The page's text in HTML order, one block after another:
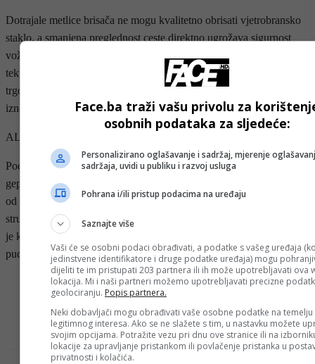
Dotrajale metlice brisača ne mogu kvalitetno obrisati vjetrobransko
staklo, a smanjena preglednost ceste direktno ugrožava sigurnost
vožnje. Uz kvalitetne metlice brisača, bitno je voditi računa o ledištu
tekućine za pranje stakla. Moguće ih je kupiti u svakoj većoj
trgovini, benzinskoj pumpi… A ledište, bez razrjeđivanja, najčešće
iznosi -25 stepeni.
ALAT ZA ZIMU
Pod nazivom alat zapravo se misli na lance koje je dobro imati u
gepeku za slučaj potrebe te na sve potrebno za čišćenje automobila
od snijega i leda prije početka vožnje. Metlica, priručna lopata i
strugalica za led sve je što Vam treba. Kod izbora strugalice najbolje
je kupiti model s metalnom drškom, jer su jeftine plastične sklone
pucanju.
- OGLAS -
Face.ba traži vašu privolu za
osobnih podataka za sljedeće:
Personalizirano oglašavanje i sadržaj, mjerenje
sadržaja, uvidi u publiku i razvoj usluga
Pohrana i/ili pristup podacima na uređaju
Saznajte više
Vaši će se osobni podaci obrađivati, a podatke s vašeg uređaja
jedinstvene identifikatore i druge podatke uređaja) mogu
dijeliti te im pristupati 203 partnera ili ih može upotrebljavati ova
lokacija. Mi i naši partneri možemo upotrebljavati precizne
geolociranju. Popis partnera.
Neki dobavljači mogu obrađivati vaše osobne podatke na temelju
legitimnog interesa. Ako se ne slažete s tim, u nastavku možete
svojim opcijama. Potražite vezu pri dnu ove stranice ili na
lokacije za upravljanje pristankom ili povlačenje pristanka u
privatnosti i kolačića.